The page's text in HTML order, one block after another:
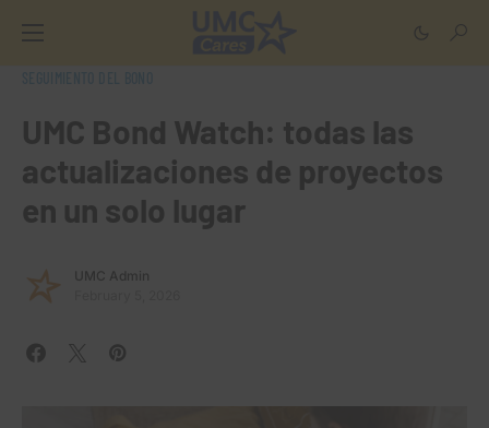
UMC Bond Watch: todas las
actualizaciones de proyectos
en un solo lugar
UMC Admin